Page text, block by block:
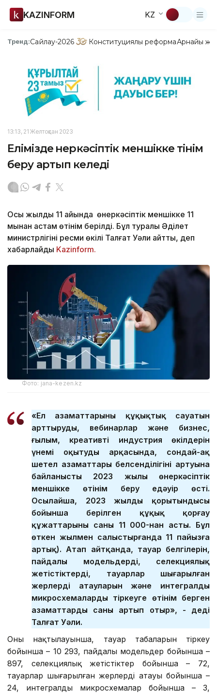
KAZINFORM KZ
Тренд:Сайлау-2026 Конституциялық реформаАрнайы
13:13, 21 Желтоқсан 2023
Елімізде өнеркәсіптік меншікке өтінім
беру артып келеді
Осы жылдың 11 айында өнеркәсіптік меншікке 11
мыңнан астам өтінім берілді. Бұл туралы Әділет
министрлігінің ресми өкілі Талғат Уәли айтты, деп
хабарлайды Kazinform.
Фото: jana-kezen.kz
«Ел азаматтарының құқықтық сауатын
арттырудың, вебинарлар және бизнес,
ғылым, креативті индустрия өкілдерін
үнемі оқытудың арқасында, сондай-ақ
шетел азаматтары белсенділігінің артуына
байланысты 2023 жылы өнеркәсіптік
меншікке өтінім беру едәуір өсті.
Осылайша, 2023 жылдың қорытындысы
бойынша берілген құқық қорғау
құжаттарының саны 11 000-нан асты. Бұл
өткен жылмен салыстырғанда 11 пайызға
артық). Атап айтқанда, тауар белгілерін,
пайдалы модельдерді, селекциялық
жетістіктерді, тауарлар шығарылған
жерлердің атауларын және интегралды
микросхемаларды тіркеуге өтінім берген
азаматтардың саны артып отыр», - деді
Талғат Уәли.
Оның нақтылауынша, тауар таңбаларын тіркеу
бойынша – 10 293, пайдалы модельдер бойынша –
897, селекциялық жетістіктер бойынша – 72,
тауарлар шығарылған жерлердің атауы бойынша –
24, интегралды микросхемалар бойынша – 3,